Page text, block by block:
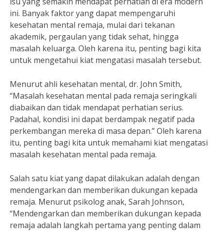
ini. Banyak faktor yang dapat mempengaruhi
kesehatan mental remaja, mulai dari tekanan
akademik, pergaulan yang tidak sehat, hingga
masalah keluarga. Oleh karena itu, penting bagi kita
untuk mengetahui kiat mengatasi masalah tersebut.
Menurut ahli kesehatan mental, dr. John Smith,
“Masalah kesehatan mental pada remaja seringkali
diabaikan dan tidak mendapat perhatian serius.
Padahal, kondisi ini dapat berdampak negatif pada
perkembangan mereka di masa depan.” Oleh karena
itu, penting bagi kita untuk memahami kiat mengatasi
masalah kesehatan mental pada remaja.
Salah satu kiat yang dapat dilakukan adalah dengan
mendengarkan dan memberikan dukungan kepada
remaja. Menurut psikolog anak, Sarah Johnson,
“Mendengarkan dan memberikan dukungan kepada
remaja adalah langkah pertama yang penting dalam